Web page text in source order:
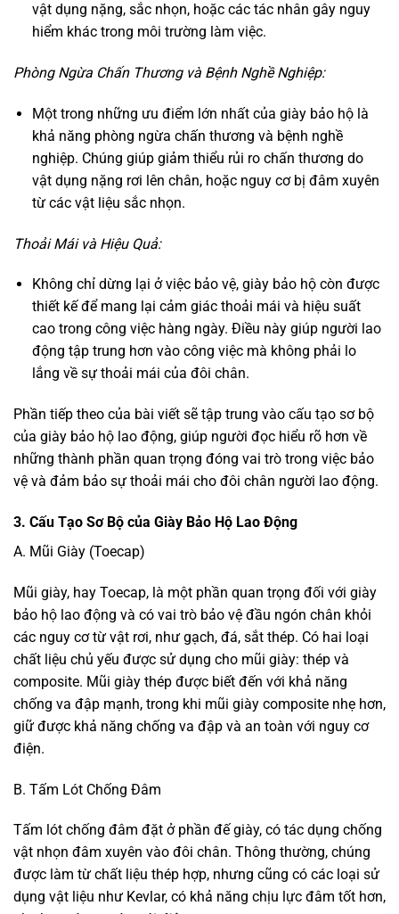
vật dụng nặng, sắc nhọn, hoặc các tác nhân gây nguy
hiểm khác trong môi trường làm việc.
Phòng Ngừa Chấn Thương và Bệnh Nghề Nghiệp:
Một trong những ưu điểm lớn nhất của giày bảo hộ là
khả năng phòng ngừa chấn thương và bệnh nghề
nghiệp. Chúng giúp giảm thiểu rủi ro chấn thương do
vật dụng nặng rơi lên chân, hoặc nguy cơ bị đâm xuyên
từ các vật liệu sắc nhọn.
Thoải Mái và Hiệu Quả:
Không chỉ dừng lại ở việc bảo vệ, giày bảo hộ còn được
thiết kế để mang lại cảm giác thoải mái và hiệu suất
cao trong công việc hàng ngày. Điều này giúp người lao
động tập trung hơn vào công việc mà không phải lo
lắng về sự thoải mái của đôi chân.
Phần tiếp theo của bài viết sẽ tập trung vào cấu tạo sơ bộ
của giày bảo hộ lao động, giúp người đọc hiểu rõ hơn về
những thành phần quan trọng đóng vai trò trong việc bảo
vệ và đảm bảo sự thoải mái cho đôi chân người lao động.
3. Cấu Tạo Sơ Bộ của Giày Bảo Hộ Lao Động
A. Mũi Giày (Toecap)
Mũi giày, hay Toecap, là một phần quan trọng đối với giày
bảo hộ lao động và có vai trò bảo vệ đầu ngón chân khỏi
các nguy cơ từ vật rơi, như gạch, đá, sắt thép. Có hai loại
chất liệu chủ yếu được sử dụng cho mũi giày: thép và
composite. Mũi giày thép được biết đến với khả năng
chống va đập mạnh, trong khi mũi giày composite nhẹ hơn,
giữ được khả năng chống va đập và an toàn với nguy cơ
điện.
B. Tấm Lót Chống Đâm
Tấm lót chống đâm đặt ở phần đế giày, có tác dụng chống
vật nhọn đâm xuyên vào đôi chân. Thông thường, chúng
được làm từ chất liệu thép hợp, nhưng cũng có các loại sử
dụng vật liệu như Kevlar, có khả năng chịu lực đâm tốt hơn,